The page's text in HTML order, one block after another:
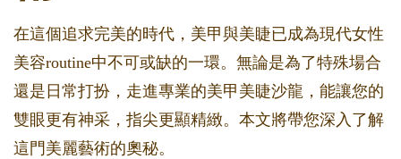
在這個追求完美的時代，美甲與美睫已成為現代女性
美容routine中不可或缺的一環。無論是為了特殊場合
還是日常打扮，走進專業的美甲美睫沙龍，能讓您的
雙眼更有神采，指尖更顯精緻。本文將帶您深入了解
這門美麗藝術的奧秘。